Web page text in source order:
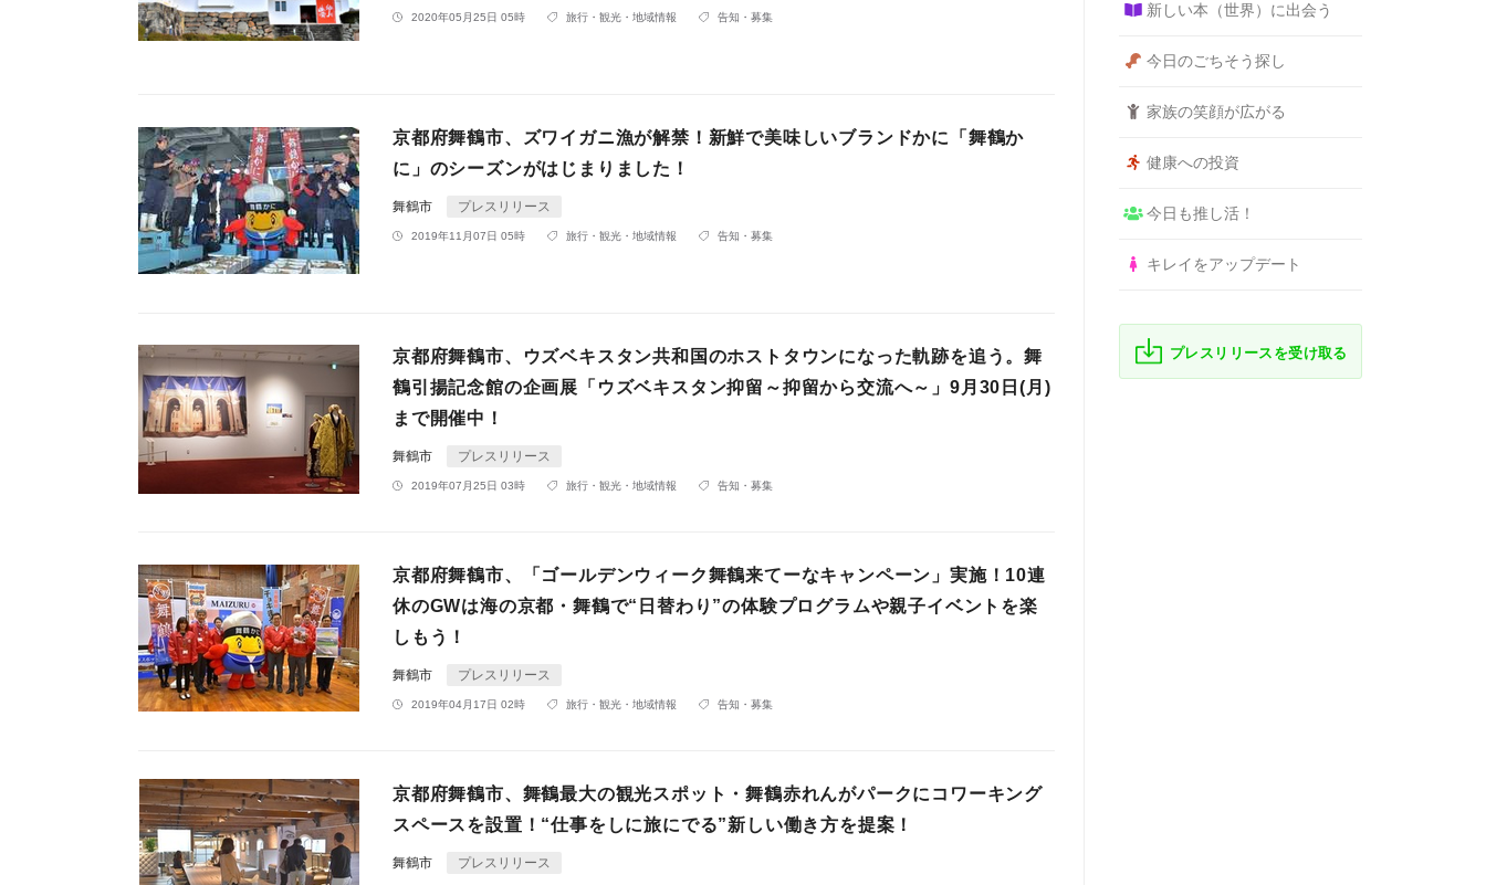
2020年05月25日 05時 旅行・観光・地域情報 告知・募集
京都府舞鶴市、ズワイガニ漁が解禁！新鮮で美味しいブランドかに「舞鶴か
に」のシーズンがはじまりました！
舞鶴市 プレスリリース
2019年11月07日 05時 旅行・観光・地域情報 告知・募集
京都府舞鶴市、ウズベキスタン共和国のホストタウンになった軌跡を追う。舞
鶴引揚記念館の企画展「ウズベキスタン抑留～抑留から交流へ～」9月30日(月)
まで開催中！
舞鶴市 プレスリリース
2019年07月25日 03時 旅行・観光・地域情報 告知・募集
京都府舞鶴市、「ゴールデンウィーク舞鶴来てーなキャンペーン」実施！10連
休のGWは海の京都・舞鶴で“日替わり”の体験プログラムや親子イベントを楽
しもう！
舞鶴市 プレスリリース
2019年04月17日 02時 旅行・観光・地域情報 告知・募集
京都府舞鶴市、舞鶴最大の観光スポット・舞鶴赤れんがパークにコワーキング
スペースを設置！“仕事をしに旅にでる”新しい働き方を提案！
舞鶴市 プレスリリース
新しい本（世界）に出会う
今日のごちそう探し
家族の笑顔が広がる
健康への投資
今日も推し活！
キレイをアップデート
プレスリリースを受け取る